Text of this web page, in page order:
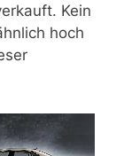
Kein
hoch